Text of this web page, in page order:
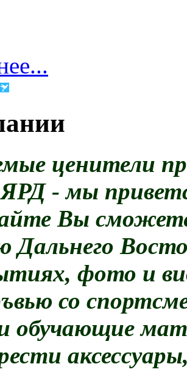
ценители
- мы
Вы
Дальнего
фото и
со
обучающие